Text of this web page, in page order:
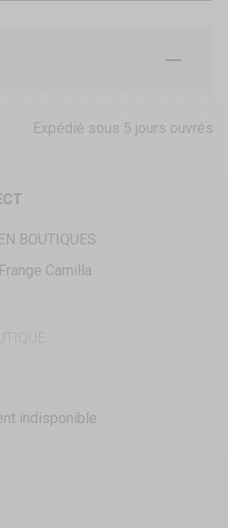
Expédié sous 5 jours ouvrés
BOUTIQUES
Camilla
indisponible